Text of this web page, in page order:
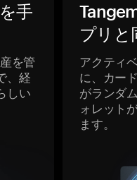
手
を管
、経
しい
プリと
アクティ
に、カー
がランダ
ォレット
ます。